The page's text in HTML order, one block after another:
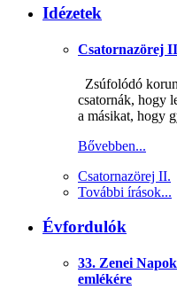
Idézetek
Csatornazörej
Zsúfolódó
csatornák, hogy
a másikat, hogy
Bővebben...
Csatornazörej II.
További írások...
Évfordulók
33. Zenei
emlékére